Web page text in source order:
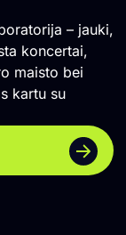
– jauki,
koncertai,
maisto bei
kartu su